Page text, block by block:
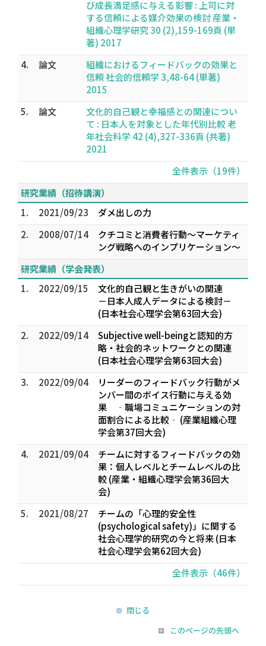
び成長満足感に与える影響 : 上司に対
する信頼による媒介効果の検討 産業・
組織心理学研究 30 (2),159-169頁 (単
著) 2017
4.
論文
組織におけるフィードバックの効果と
信頼 社会的信頼学 3,48-64 (単著)
2015
5.
論文
文化的自己観と幸福感との関連につい
て : 日本人を対象とした年代別比較 老
年社会科学 42 (4),327-336頁 (共著)
2021
全件表示（19件）
研究業績（招待講演）
1.
2021/09/23
ダメ出しの力
2.
2008/07/14
クチコミと消費者行動～マーケティ
ング戦略へのインプリケーション～
研究業績（学会発表）
1.
2022/09/15
文化的自己観と生きがいの関連
－日本人成人データによる検討－
(日本社会心理学会第63回大会)
2.
2022/09/14
Subjective well-beingと認知的方
略・社会的ネットワークとの関連
(日本社会心理学会第63回大会)
3.
2022/09/04
リーダーのフィードバック行動がメ
ンバー間のボイス行動に与える効
果 ‐職場コミュニケーションの対
面割合による比較‐ (産業組織心理
学会第37回大会)
4.
2021/09/04
チームに対するフィードバックの効
果：個人レベルとチームレベルの比
較 (産業・組織心理学会第36回大
会)
5.
2021/08/27
チームの「心理的安全性
(psychological safety)」に関する
社会心理学的研究の今と将来 (日本
社会心理学会第62回大会)
全件表示（46件）
閉じる
このページの先頭へ